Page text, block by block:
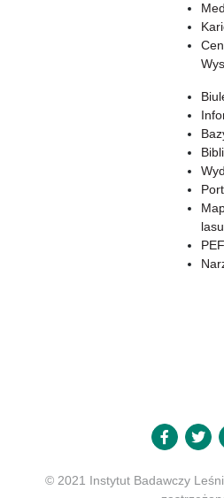
lasu
© 2021 Instytut Badawczy